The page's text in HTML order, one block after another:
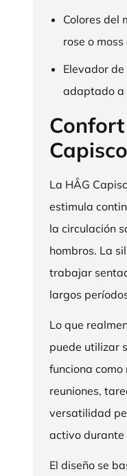
Colores del
rose o
Elevador
adaptado a
La HÅG
estimula
la circulación
hombros. La
trabajar
largos
Lo que
puede utilizar
funciona
reuniones,
versatilidad
activo
El diseño se